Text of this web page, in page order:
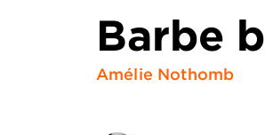
Barbe
Amélie Nothomb